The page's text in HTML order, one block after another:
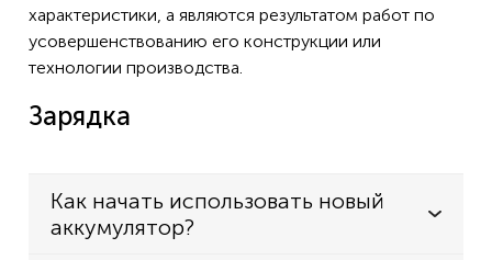
характеристики, а являются результатом работ по
усовершенствованию его конструкции или
технологии производства.
Зарядка
Как начать использовать новый
аккумулятор?